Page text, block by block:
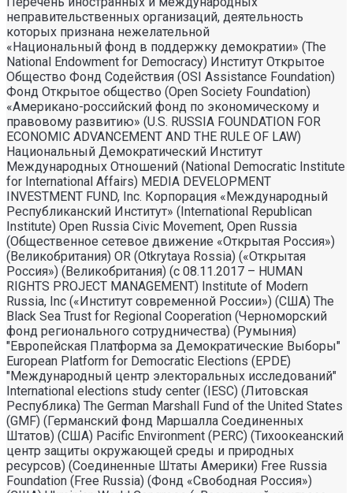
неправительственных организаций, деятельность
которых признана нежелательной
«Национальный фонд в поддержку демократии» (The
National Endowment for Democracy) Институт Открытое
Общество Фонд Содействия (OSI Assistance Foundation)
Фонд Открытое общество (Open Society Foundation)
«Американо-российский фонд по экономическому и
правовому развитию» (U.S. RUSSIA FOUNDATION FOR
ECONOMIC ADVANCEMENT AND THE RULE OF LAW)
Национальный Демократический Институт
Международных Отношений (National Democratic Institute
for International Affairs) MEDIA DEVELOPMENT
INVESTMENT FUND, Inc. Корпорация «Международный
Республиканский Институт» (International Republican
Institute) Open Russia Civic Movement, Open Russia
(Общественное сетевое движение «Открытая Россия»)
(Великобритания) OR (Otkrytaya Rossia) («Открытая
Россия») (Великобритания) (с 08.11.2017 – HUMAN
RIGHTS PROJECT MANAGEMENT) Institute of Modern
Russia, Inc («Институт современной России») (США) The
Black Sea Trust for Regional Cooperation (Черноморский
фонд регионального сотрудничества) (Румыния)
"Европейская Платформа за Демократические Выборы"
European Platform for Democratic Elections (EPDE)
"Международный центр электоральных исследований"
International elections study center (IESC) (Литовская
Республика) The German Marshall Fund of the United States
(GMF) (Германский фонд Маршалла Соединенных
Штатов) (США) Pacific Environment (PERC) (Тихоокеанский
центр защиты окружающей среды и природных
ресурсов) (Соединенные Штаты Америки) Free Russia
Foundation (Free Russia) (Фонд «Свободная Россия»)